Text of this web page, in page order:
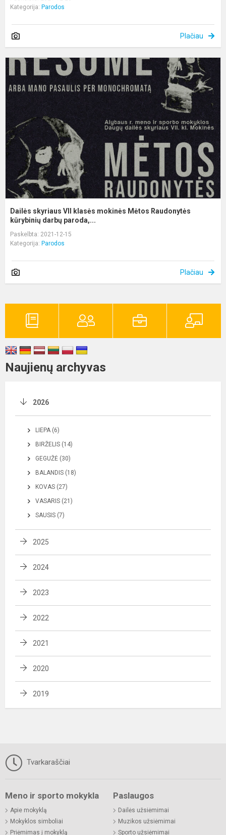
Kategorija: Parodos
Plačiau
Dailės skyriaus VII klasės mokinės Mėtos Raudonytės
kūrybinių darbų paroda,...
Paskelbta: 2021-12-15
Kategorija: Parodos
Plačiau
Naujienų archyvas
2026
LIEPA (6)
BIRŽELIS (14)
GEGUŽĖ (30)
BALANDIS (18)
KOVAS (27)
VASARIS (21)
SAUSIS (7)
2025
2024
2023
2022
2021
2020
2019
Tvarkaraščiai
Meno ir sporto mokykla
Apie mokyklą
Mokyklos simboliai
Priėmimas į mokyklą
Paslaugos
Dailės užsiėmimai
Muzikos užsiėmimai
Sporto užsiėmimai